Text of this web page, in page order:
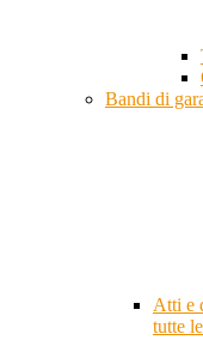
Bandi di
Atti e
tutte